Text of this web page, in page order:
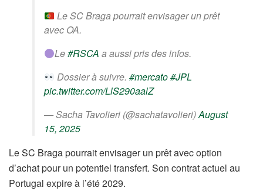
Le SC Braga pourrait envisager un prêt
avec OA.
Le#RSCA a aussi pris des infos.
Dossier à suivre.#mercato#JPL
pic.twitter.com/LlS290aalZ
— Sacha Tavolieri (@sachatavolieri)August
15, 2025
Le SC Braga pourrait envisager un prêt avec option
d’achat pour un potentiel transfert. Son contrat actuel au
Portugal expire à l’été 2029.